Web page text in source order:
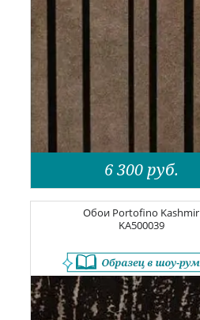
6 300 руб.
Обои Portofino Kashmir
KA500039